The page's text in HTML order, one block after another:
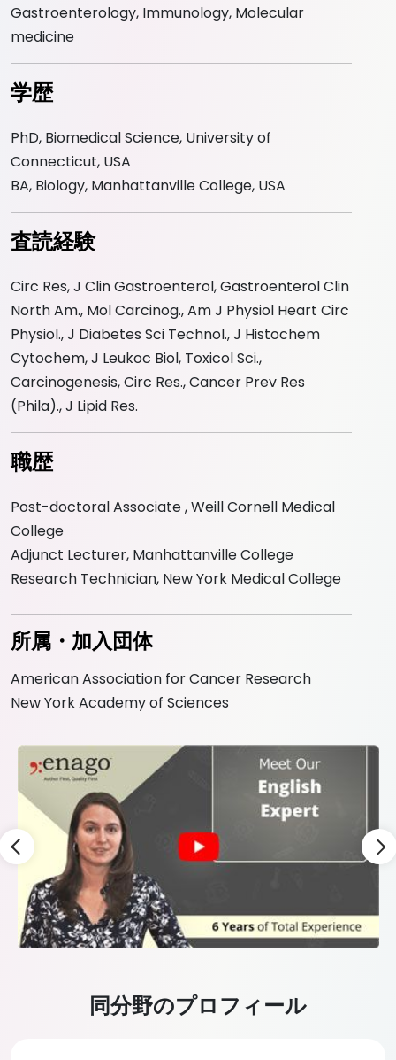
Gastroenterology, Immunology, Molecular
medicine
学歴
PhD, Biomedical Science, University of
Connecticut, USA
BA, Biology, Manhattanville College, USA
査読経験
Circ Res, J Clin Gastroenterol, Gastroenterol Clin
North Am., Mol Carcinog., Am J Physiol Heart Circ
Physiol., J Diabetes Sci Technol., J Histochem
Cytochem, J Leukoc Biol, Toxicol Sci.,
Carcinogenesis, Circ Res., Cancer Prev Res
(Phila)., J Lipid Res.
職歴
Post-doctoral Associate , Weill Cornell Medical
College
Adjunct Lecturer, Manhattanville College
Research Technician, New York Medical College
所属・加入団体
American Association for Cancer Research
New York Academy of Sciences
Slide 3 of 9
同分野のプロフィール